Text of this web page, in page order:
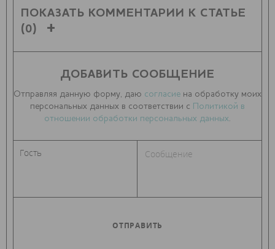
ПОКАЗАТЬ КОММЕНТАРИИ К СТАТЬЕ
(0)
ДОБАВИТЬ СООБЩЕНИЕ
Отправляя данную форму, даю согласие на обработку моих
персональных данных в соответствии с
Политикой в
отношении обработки персональных данных.